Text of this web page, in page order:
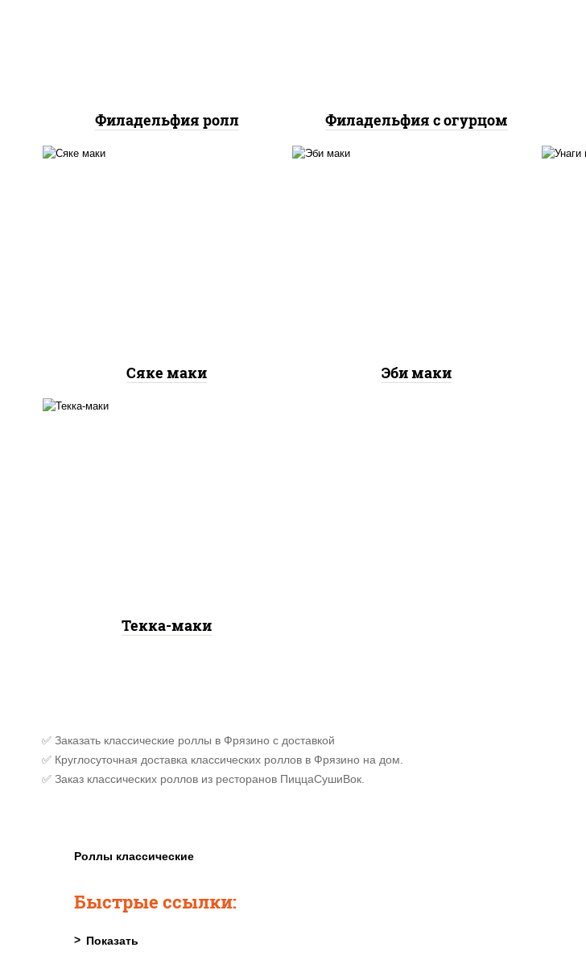
Филадельфия ролл Филадельфия с огурцом
Сяке маки Эби маки
Текка-маки
✅ Заказать классические роллы в Фрязино с доставкой
✅ Круглосуточная доставка классических роллов в Фрязино на дом.
✅ Заказ классических роллов из ресторанов ПиццаСушиВок.
Роллы классические
Быстрые ссылки: